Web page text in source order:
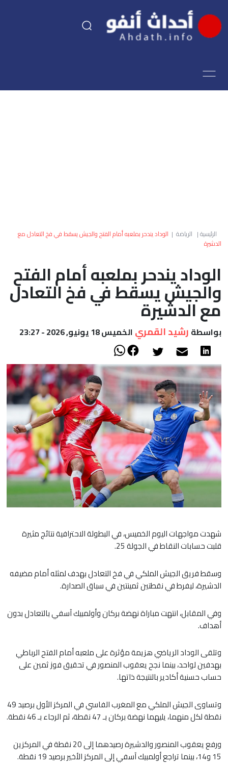
اقتصاد
العالم
الصحراء
الرئيسية| الرياضة | الوداد يندحر بملعبه أمام الفتح والجيش يسقط في فخ التعادل مع
الدشيرة
الوداد يندحر بملعبه أمام الفتح
والجيش يسقط في فخ التعادل
مع الدشيرة
بواسطة رشيد القمري الخميس 18 يونيو, 2026 - 23:27
شهدت مواجهات اليوم الخميس، في البطولة الاحترافية نتائج مثيرة
قلبت حسابات النقاط في الجولة 25.
​وسقط فريق الجيش الملكي في فخ التعادل بهدف لمثله أمام مضيفه
الدشيرة، ليفرط في نقطتين ثمينتين في سباق الصدارة.
وفي المقابل، انتهت مباراة نهضة بركان وأولمبيك آسفي بالتعادل بدون
أهداف.
​وتلقى الوداد الرياضي هزيمة مؤثرة على ملعبه أمام الفتح الرباطي
بهدفين لواحد، بينما نجح يعقوب المنصور في تحقيق فوز ثمين على
حساب حسنية أكادير بالنتيجة ذاتها.
وتساوى الجيش الملكي مع المغرب الفاسي في المركز الأول برصيد 49
نقطة لكل منهما، يليهما نهضة بركان بـ 47 نقطة، ثم الرجاء بـ 46 نقطة.
ورفع يعقوب المنصور والدشيرة رصيدهما إلى 20 نقطة في المركزين
15 و14، بينما تراجع أولمبيك آسفي إلى المركز الأخير برصيد 19 نقطة.